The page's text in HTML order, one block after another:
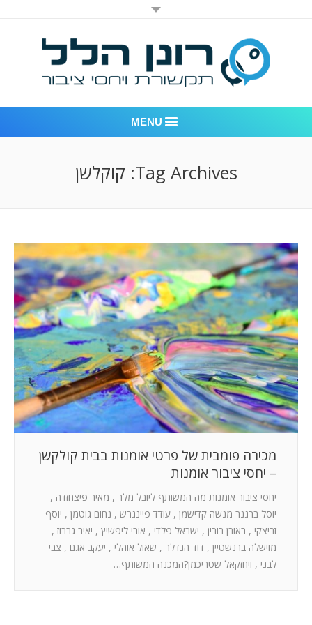
MENU
לקוחות – משרד יחסי ציבור רונן הלל
חדר חדשות
המלצות
ניהול מוניטין
צור קשר
Tag Archives: קוקלשן
מכירה פומבית של פרטי אומנות בבית קולקשן
– יחסי ציבור אומנות
יחסי ציבור אומנות מה המשותף ליובל מלר , מאיר פיצחזדה ,
יוסל ברגנר מנשה קדישמן , עודד פיינגרש , נחום גוטמן , יוסף
זריצקי , ראובן רובין , ישראל פלדי , אורי ליפשיץ , יאיר גרבוז ,
מוישלה ברנשטיין , דוד הנדלר , שאול אוהלי , יעקב אגם , צבי
לבני , ויחזקאל שטריכמן?המכנה המשותף…